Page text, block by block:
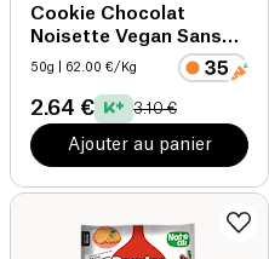
Cookie Chocolat
Noisette Vegan Sans
Gluten bio
50g | 62.00 €/Kg
2.64 € 3.10 €
Ajouter au panier